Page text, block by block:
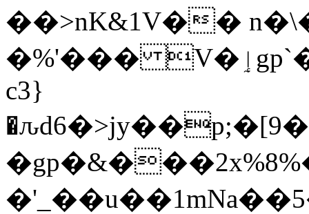
��>nK&1V��
�%'��� V�ٳgp`��20�g7����Qԁ�Lh5Y
c3}